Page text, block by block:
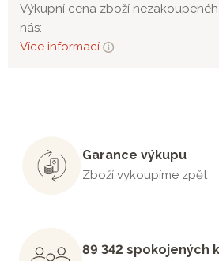
Výkupní cena zboží
nás:
Více informací
Garance výkupu
Zboží vykoupíme zpět
89 342 spokojených